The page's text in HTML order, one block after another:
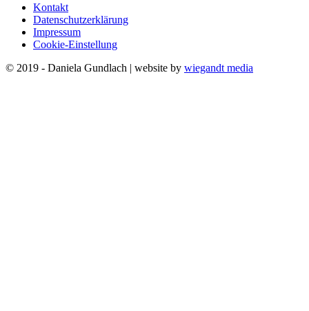
Kontakt
Datenschutzerklärung
Impressum
Cookie-Einstellung
© 2019 - Daniela Gundlach | website by wiegandt media